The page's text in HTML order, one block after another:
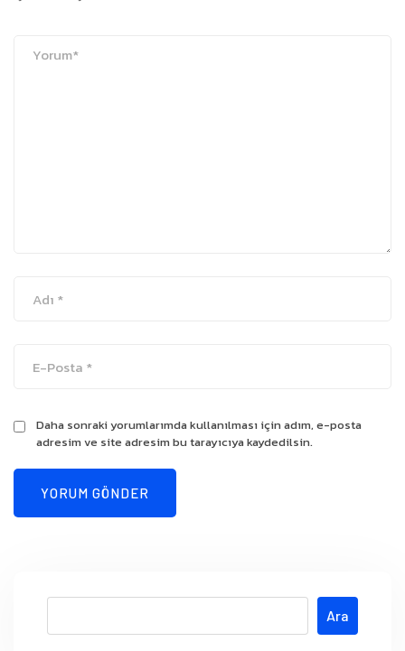
Daha sonraki yorumlarımda kullanılması için adım, e-posta
adresim ve site adresim bu tarayıcıya kaydedilsin.
Ara